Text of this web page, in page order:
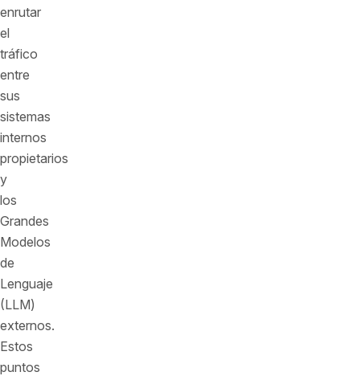
enrutar
el
tráfico
entre
sus
sistemas
internos
propietarios
y
los
Grandes
Modelos
de
Lenguaje
(LLM)
externos.
Estos
puntos